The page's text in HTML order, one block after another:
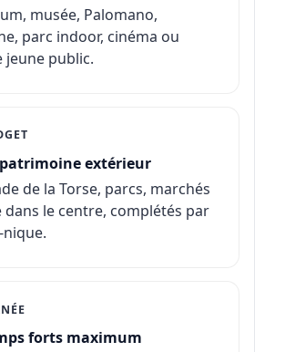
musée, Palomano,
parc indoor, cinéma ou
jeune public.
extérieur
de la Torse, parcs, marchés
dans le centre, complétés par
forts maximum